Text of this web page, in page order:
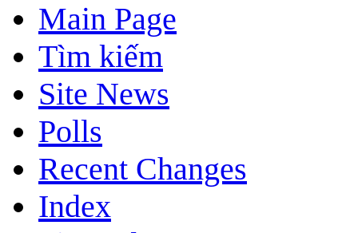
Main Page
Tìm kiếm
Site News
Polls
Recent Changes
Index